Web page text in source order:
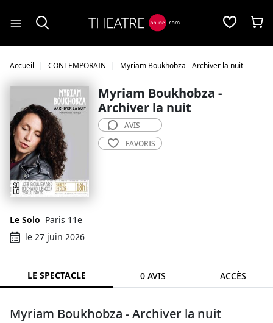
Accueil CONTEMPORAIN Myriam Boukhobza - Archiver la nuit
Myriam Boukhobza -
Archiver la nuit
Le Solo Paris 11e
le 27 juin 2026
AVIS
FAVORIS
LE SPECTACLE 0 AVIS ACCÈS
Myriam Boukhobza - Archiver la nuit